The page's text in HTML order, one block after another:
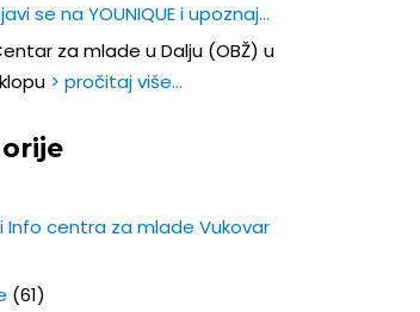
se na YOUNIQUE i upoznaj
ruke!
za mlade u Dalju (OBŽ) u
> pročitaj više…
Info centra za mlade Vukovar
(61)